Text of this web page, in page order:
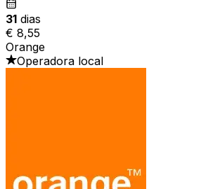
31 dias
€ 8,55
Orange
Operadora local